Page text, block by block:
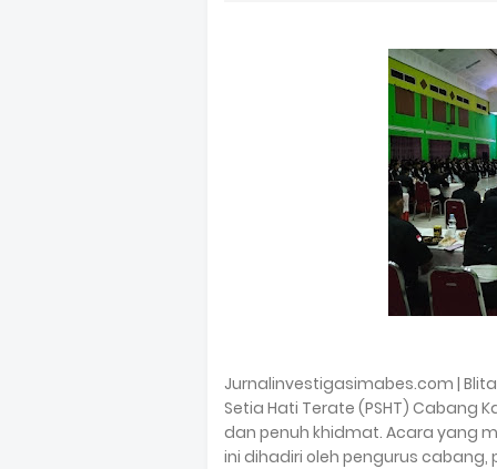
Jurnalinvestigasimabes.com |
Setia Hati Terate (PSHT) Cabang
dan penuh khidmat. Acara yang
ini dihadiri oleh pengurus cabang,